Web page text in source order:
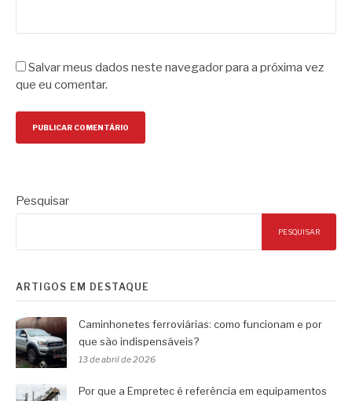
Salvar meus dados neste navegador para a próxima vez
que eu comentar.
Pesquisar
PESQUISAR
ARTIGOS EM DESTAQUE
Caminhonetes ferroviárias: como funcionam e por
que são indispensáveis?
13 de abril de 2026
Por que a Empretec é referência em equipamentos